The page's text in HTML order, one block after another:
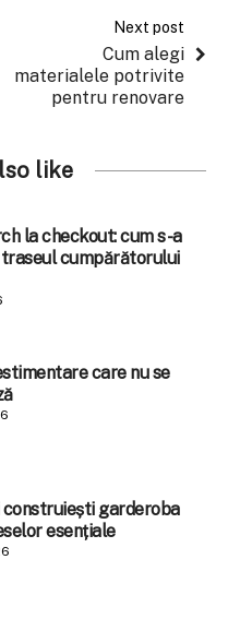
Next post
Cum alegi
materialele potrivite
pentru renovare
like
la checkout: cum s-a
cumpărătorului
care nu se
construiești garderoba
esențiale